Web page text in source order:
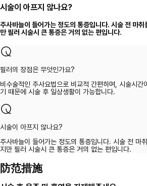
시술이 아프지 않나요?
주사바늘이 들어가는 정도의 통증입니다. 시술 전 마취
만 필러 시술시 큰 통증은 거의 없는 편입니다.
필러의 장점은 무엇인가요?
비수술적인 주사요법으로 비교적 간편하며, 시술시간
기 때문에 시술 후 일상생활이 가능합니다.
시술이 아프지 않나요?
주사바늘이 들어가는 정도의 통증입니다. 시술 전 마
지만 필러 시술시 큰 통증은 거의 없는 편입니다.
防范措施